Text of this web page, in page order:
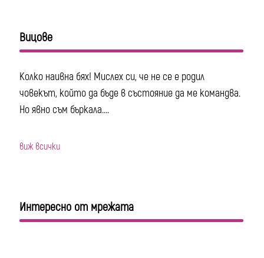
Вицове
Колко наивна бях! Мислех си, че не се е родил
човекът, който да бъде в състояние да ме командва.
Но явно съм бъркала....
виж всички
Интересно от мрежата